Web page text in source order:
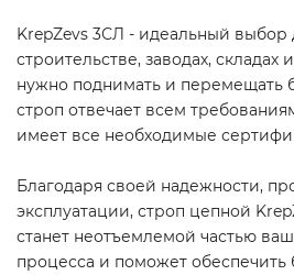
KrepZevs 3СЛ - идеальный выбор
строительстве, заводах, складах
нужно поднимать и перемещать
строп отвечает всем
имеет все необходимые
Благодаря своей надежности,
эксплуатации, строп цепной
станет неотъемлемой частью
процесса и поможет обеспечить